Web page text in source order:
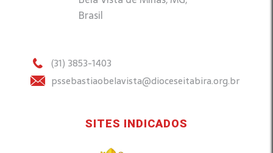
Brasil
(31) 3853-1403
pssebastiaobelavista@dioceseitabira.org.br
SITES INDICADOS